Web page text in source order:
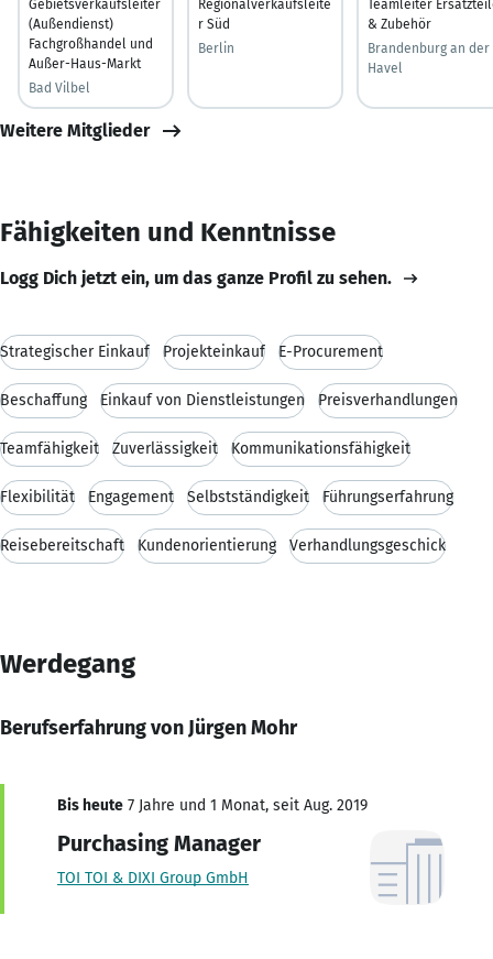
Gebietsverkaufsleiter
(Außendienst)
Fachgroßhandel und
Außer-Haus-Markt
Bad Vilbel
Regionalverkaufsleite
r Süd
Berlin
Teamleiter
& Zubehör
Brandenburg an der
Havel
Weitere Mitglieder
Fähigkeiten und Kenntnisse
Logg Dich jetzt ein, um das ganze Profil zu sehen.
Strategischer Einkauf Projekteinkauf E-Procurement
Beschaffung Einkauf von Dienstleistungen Preisverhandlungen
Teamfähigkeit Zuverlässigkeit Kommunikationsfähigkeit
Flexibilität Engagement Selbstständigkeit Führungserfahrung
Reisebereitschaft Kundenorientierung Verhandlungsgeschick
Werdegang
Berufserfahrung von Jürgen Mohr
Bis heute 7 Jahre und 1 Monat, seit Aug. 2019
Purchasing Manager
TOI TOI & DIXI Group GmbH